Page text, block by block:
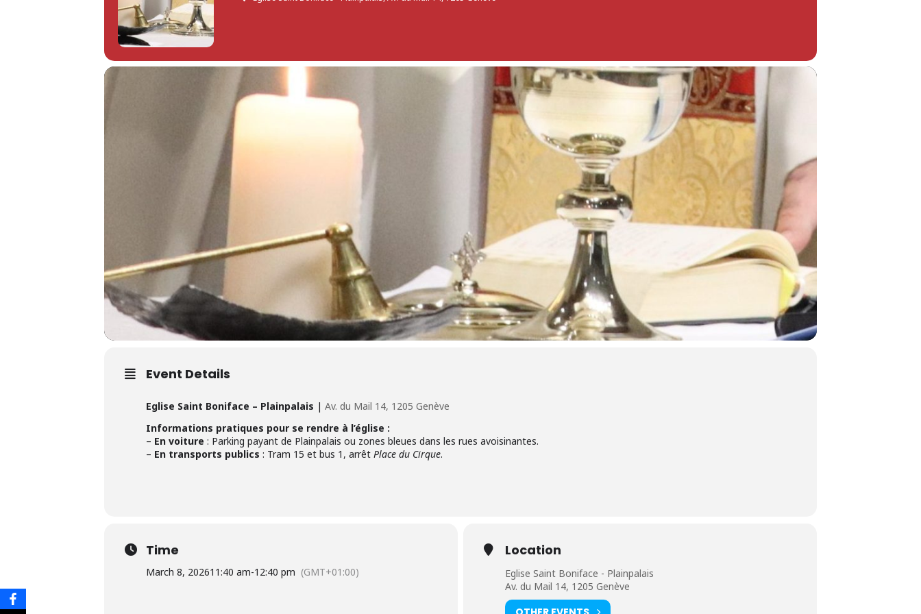
Event Details
Eglise Saint Boniface – Plainpalais | Av. du Mail 14, 1205 Genève
Informations pratiques pour se rendre à l’église :
– En voiture : Parking payant de Plainpalais ou zones bleues dans les rues avoisinantes.
– En transports publics : Tram 15 et bus 1, arrêt Place du Cirque.
Time
March 8, 202611:40 am-12:40 pm (GMT+01:00)
Location
Eglise Saint Boniface - Plainpalais
Av. du Mail 14, 1205 Genève